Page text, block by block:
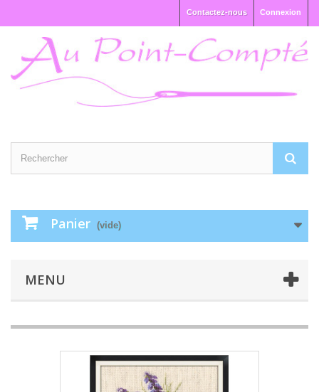
Connexion
Contactez-nous
Panier (vide)
MENU